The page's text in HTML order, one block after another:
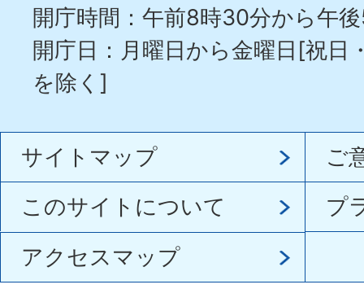
開庁時間：午前8時30分から午
開庁日：月曜日から金曜日[祝日
を除く]
サイトマップ
ご
このサイトについて
プ
アクセスマップ